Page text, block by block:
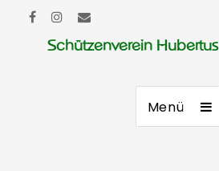
Schützenverein
Menü